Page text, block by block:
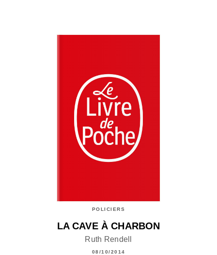
POLICIERS
LA CAVE À CHARBON
Ruth Rendell
08/10/2014